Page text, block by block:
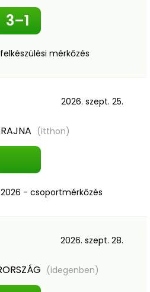
3–1
mérkőzés
2026. szept. 25.
(itthon)
- csoportmérkőzés
2026. szept. 28.
(idegenben)